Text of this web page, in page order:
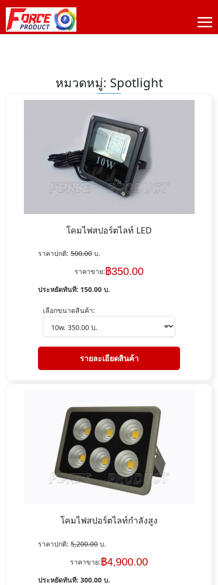
หมวดหมู่: Spotlight
โคมไฟสปอร์ตไลท์ LED
ราคาปกติ: 500.00 บ.
ราคาขาย: ฿350.00
ประหยัดทันที: 150.00 บ.
เลือกขนาดสินค้า:
รายละเอียดสินค้า
โคมไฟสปอร์ตไลท์กำลังสูง
ราคาปกติ: 5,200.00 บ.
ราคาขาย:฿4,900.00
ประหยัดทันที: 300.00 บ.